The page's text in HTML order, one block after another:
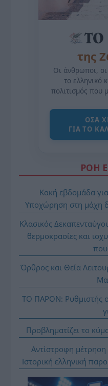
της
Οι άνθρωποι, οι
το ελληνικό
πολιτισμός που
ΌΣΑ
ΓΙΑ ΤΟ
ΡΟΗ
Κακή εβδομάδα για
Υποχώρηση στη μάχη
Κλασικός
θερμοκρασίες και
που
Όρθρος και Θεία
ΤΟ ΠΑΡΟΝ: Ρυθμιστής
Προβληματίζει το
Αντίστροφη
Ιστορική ελληνική